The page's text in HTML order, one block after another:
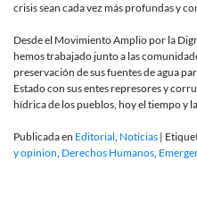
crisis sean cada vez más profundas y
Desde el Movimiento Amplio por la
hemos trabajado junto a las
preservación de sus fuentes de agua
Estado con sus entes represores y
hídrica de los pueblos, hoy el tiempo y
Publicada en Editorial, Noticias |
y opinion, Derechos Humanos,